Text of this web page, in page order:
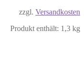
zzgl. Versandkosten
Produkt enthält: 1,3 kg